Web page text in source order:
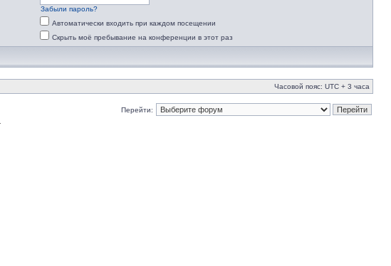
Забыли пароль?
Автоматически входить при каждом посещении
Скрыть моё пребывание на конференции в этот раз
Часовой пояс: UTC + 3 часа
Перейти: